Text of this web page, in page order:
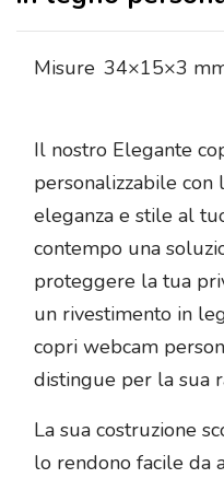
Misure 34×15×3
Il nostro Elegante
personalizzabile
eleganza e stile al
contempo una
proteggere la tua
un rivestimento in
copri webcam
distingue per la sua
La sua costruzione
lo rendono facile da